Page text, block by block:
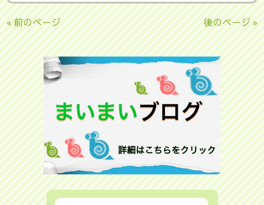
« 前のページ 後のページ »